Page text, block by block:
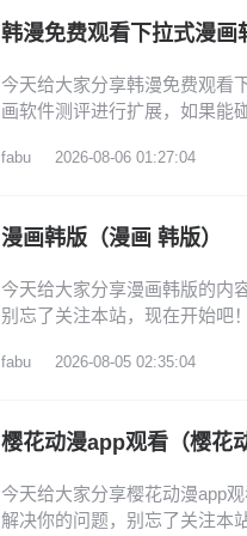
韩漫免费观看下拉式漫画
今天给大家分享韩漫免费观看
画软件测评进行扩展，如果能
4、漫画免费韩漫app排行榜_
fabu 2026-08-06 01:27:04
漫画韩版（漫画 韩版）
今天给大家分享漫画韩版的内
别忘了关注本站，现在开始吧
的契约未婚妻》确定动画化! 6
fabu 2026-08-05 02:35:04
樱花动漫app观看（樱花
今天给大家分享樱花动漫app
解决你的问题，别忘了关注本